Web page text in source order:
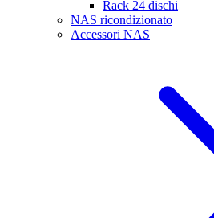
Rack 24 dischi
NAS ricondizionato
Accessori NAS